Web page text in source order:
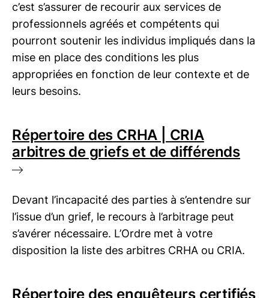
c’est s’assurer de recourir aux services de
professionnels agréés et compétents qui
pourront soutenir les individus impliqués dans la
mise en place des conditions les plus
appropriées en fonction de leur contexte et de
leurs besoins.
Répertoire des CRHA | CRIA
arbitres de griefs et de différends
Devant l’incapacité des parties à s’entendre sur
l’issue d’un grief, le recours à l’arbitrage peut
s’avérer nécessaire. L’Ordre met à votre
disposition la liste des arbitres CRHA ou CRIA.
Répertoire des enquêteurs certifiés